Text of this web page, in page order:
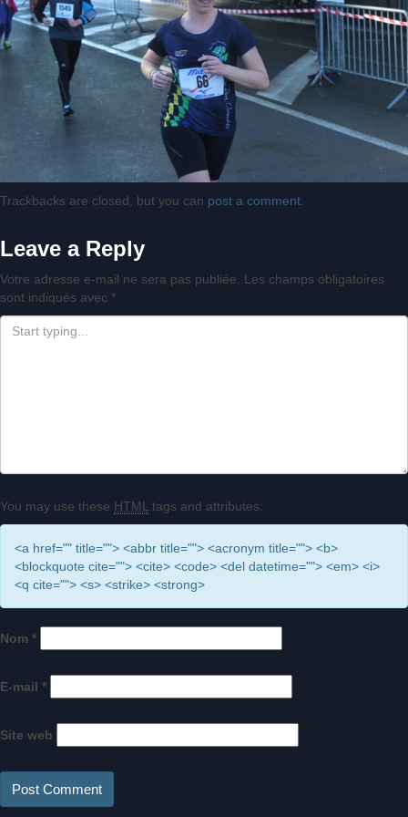
Trackbacks are closed, but you can post a comment
Leave a Reply
Votre adresse e-mail ne sera pas publiée.
Les champs obligatoires
sont indiqués avec *
You may use these HTML tags and attributes:
<a href="" title=""> <abbr title=""> <acronym title=""> <b>
<blockquote cite=""> <cite> <code> <del datetime=""> <em> <i>
<q cite=""> <s> <strike> <strong>
Nom *
E-mail *
Site web